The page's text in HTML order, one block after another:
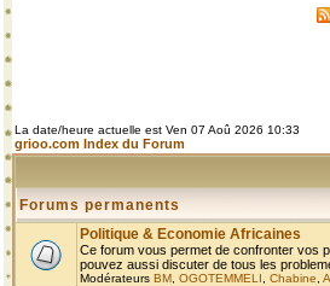
La date/heure actuelle est Ven 07 Aoû 2026 10:33
grioo.com Index du Forum
Forums permanents
Politique & Economie Africaines
Ce forum vous permet de confronter vos
pouvez aussi discuter de tous les
Modérateurs BM OGOTEMMELI Chabine